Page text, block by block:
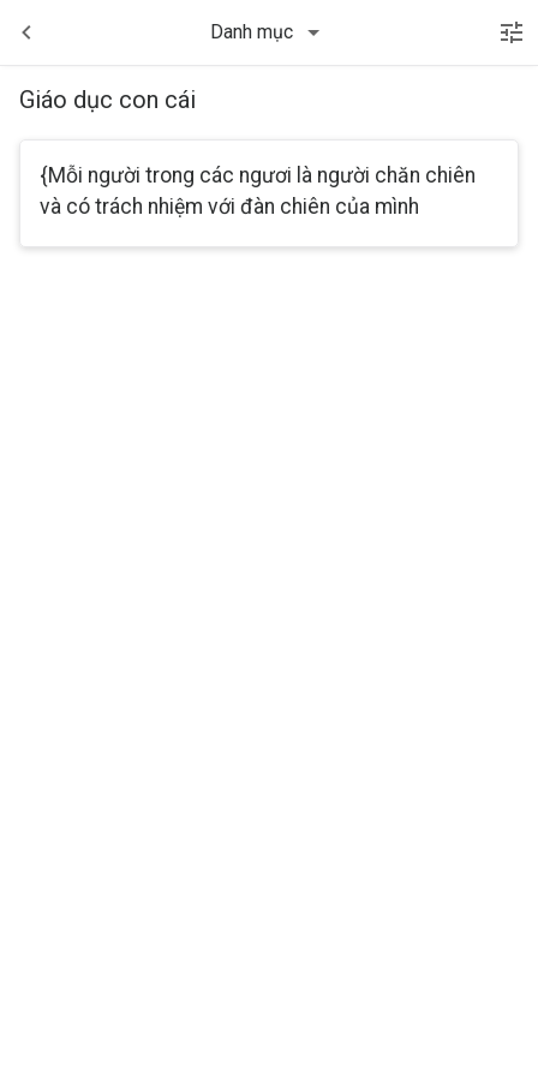
Danh mục
Giáo dục con cái
{Mỗi người trong các ngươi là người chăn chiên
và có trách nhiệm với đàn chiên của mình